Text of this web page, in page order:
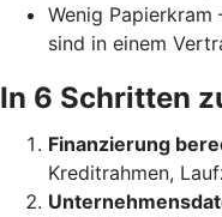
Wenig Papierkram
sind in einem
In 6 Schritten
Finanzierung
Kreditrahmen,